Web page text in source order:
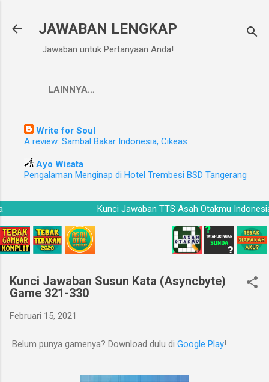
JAWABAN LENGKAP
Jawaban untuk Pertanyaan Anda!
LAINNYA…
Write for Soul
A review: Sambal Bakar Indonesia, Cikeas
Ayo Wisata
Pengalaman Menginap di Hotel Trembesi BSD Tangerang
Kunci Jawaban TTS Asah Otakmu
Kunci Jawaban Susun Kata (Asyncbyte)
Game 321-330
Februari 15, 2021
Belum punya gamenya? Download dulu di Google Play!